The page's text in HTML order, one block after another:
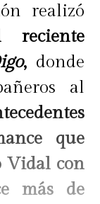
realizó
, donde
al
que
Vidal con
más de